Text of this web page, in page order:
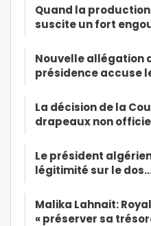
Quand la
suscite un fort
Nouvelle allégation
présidence accuse
La décision de la
drapeaux non
Le président
légitimité sur le
Malika Lahnait:
« préserver sa